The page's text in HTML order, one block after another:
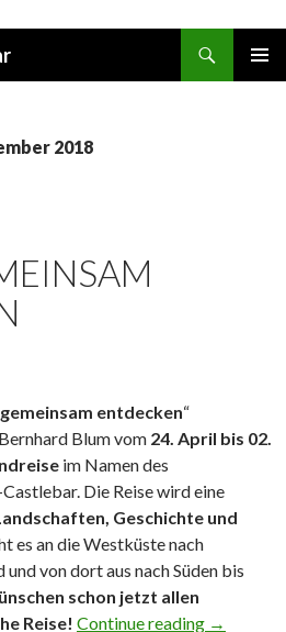
2018
entdecken“
Blum vom 24. April bis 02.
im Namen des
Die Reise wird eine
Geschichte und
es an die Westküste nach
von dort aus nach Süden bis
schon jetzt allen
Reise! Continue reading Irland
→